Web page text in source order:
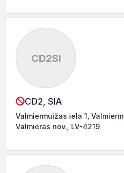
CD2SI
CD2, SIA
Valmiermuižas iela 1,
Valmieras nov., LV-4219